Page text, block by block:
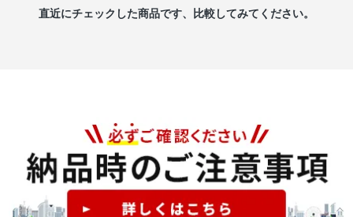
直近にチェックした商品です、比較してみてください。